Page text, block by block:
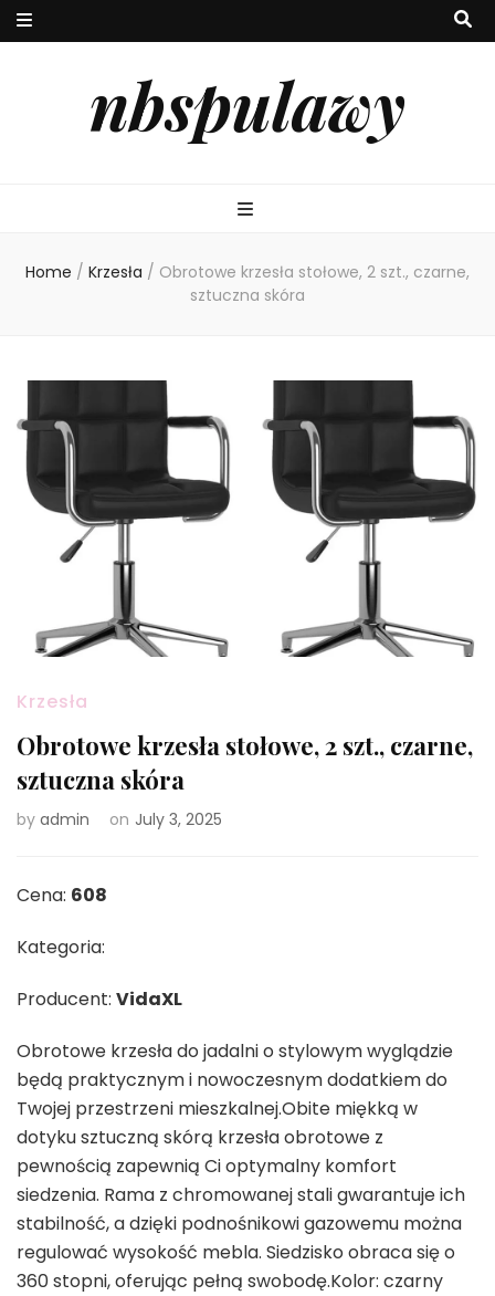
nbspulawy
Home / Krzesła / Obrotowe krzesła stołowe, 2 szt., czarne,
sztuczna skóra
Krzesła
Obrotowe krzesła stołowe, 2 szt., czarne,
sztuczna skóra
by admin on July 3, 2025
Cena: 608
Kategoria:
Producent: VidaXL
Obrotowe krzesła do jadalni o stylowym wyglądzie
będą praktycznym i nowoczesnym dodatkiem do
Twojej przestrzeni mieszkalnej.Obite miękką w
dotyku sztuczną skórą krzesła obrotowe z
pewnością zapewnią Ci optymalny komfort
siedzenia. Rama z chromowanej stali gwarantuje ich
stabilność, a dzięki podnośnikowi gazowemu można
regulować wysokość mebla. Siedzisko obraca się o
360 stopni, oferując pełną swobodę.Kolor: czarny